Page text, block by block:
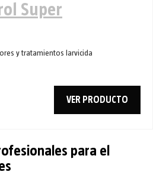
Super
y tratamientos larvicida
VER PRODUCTO
para el